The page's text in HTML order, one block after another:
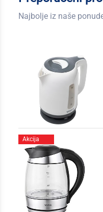
Najbolje iz naše
Akcija